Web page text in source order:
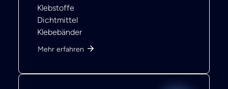
Klebstoffe
Dichtmittel
Klebebänder
Mehr erfahren